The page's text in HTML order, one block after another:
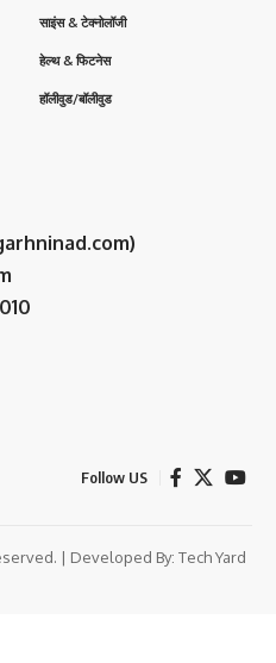
साइंस & टेक्नोलॉजी
हेल्थ & फिटनेस
हॉलीवुड/बॉलीवुड
Follow US
| Developed By: Tech Yard